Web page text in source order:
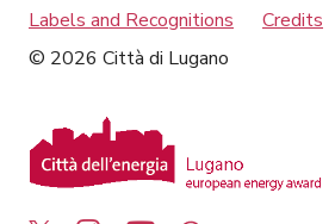
Labels and Recognitions
Credits
© 2026 Città di Lugano